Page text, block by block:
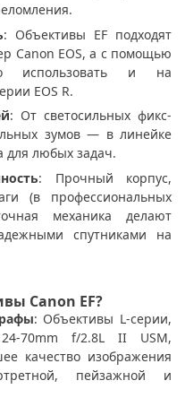
: Объективы EF подходят
Canon EOS, а с помощью
использовать и на
EOS R.
: От светосильных фикс-
зумов — в линейке
для любых задач.
: Прочный корпус,
(в профессиональных
механика делают
спутниками на
Canon EF?
: Объективы L-серии,
70mm f/2.8L II USM,
качество изображения
пейзажной и